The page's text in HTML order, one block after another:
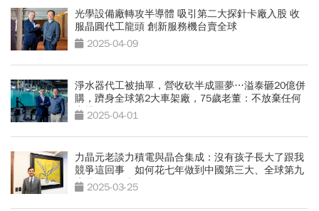
光學設備廠轉攻半導體 吸引第二大探針卡廠入股 收
服晶圓代工龍頭 創新服務機台賣全球
2025-04-09
淨水器代工被抽單，營收砍半成噩夢…溢泰砸20億併
購，躋身全球第2大車架廠，75歲老董：不放棄任何
商機2025-04-01
力晶元老談力積電與晶合集成：沒有孩子長大了跟我
競爭這回事 如何花七年做到中國第三大、全球第九
大晶圓代工廠？
2025-03-25